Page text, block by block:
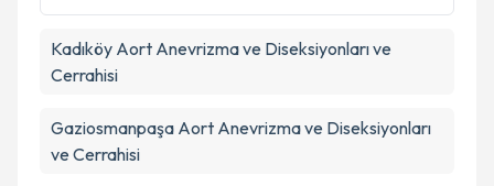
Takvim Talebini Gönder
Kadıköy Aort Anevrizma ve Diseksiyonları ve
Cerrahisi
Gaziosmanpaşa Aort Anevrizma ve Diseksiyonları
ve Cerrahisi